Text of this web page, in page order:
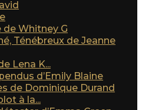
de Whitney G
Ténébreux de Jeanne
Lena K...
d’Emily Blaine
de Dominique Durand
à la...